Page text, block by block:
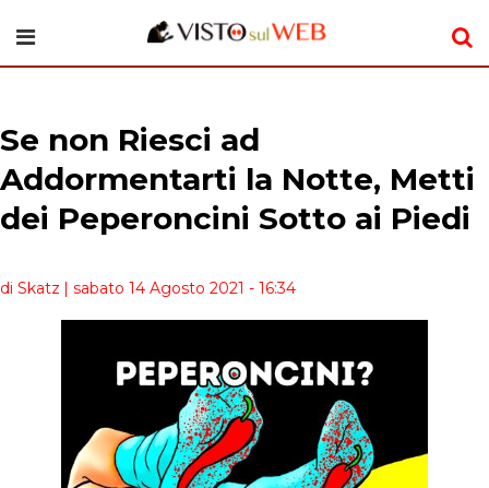
Se non Riesci ad
Addormentarti la Notte, Metti
dei Peperoncini Sotto ai Piedi
di Skatz | sabato 14 Agosto 2021 - 16:34